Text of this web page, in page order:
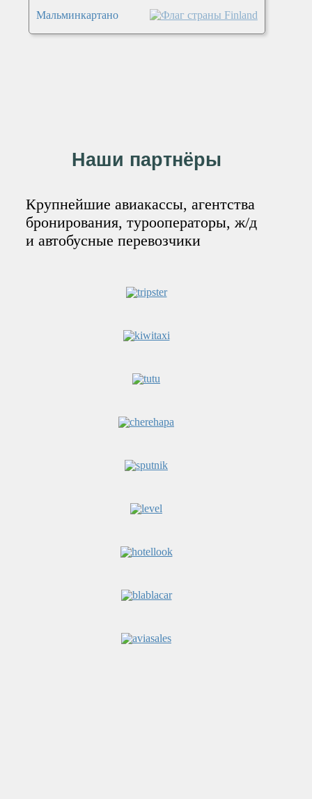
Мальминкартано
Наши партнёры
Крупнейшие авиакассы, агентства
бронирования, турооператоры, ж/д
и автобусные перевозчики